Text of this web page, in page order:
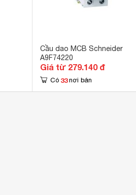
Cầu dao MCB Schneider
A9F74220
Giá từ 279.140 đ
Có 33 nơi bán